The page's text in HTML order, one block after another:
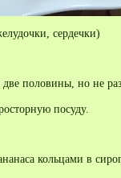
сердечки)
две половины, но не
посуду.
кольцами в